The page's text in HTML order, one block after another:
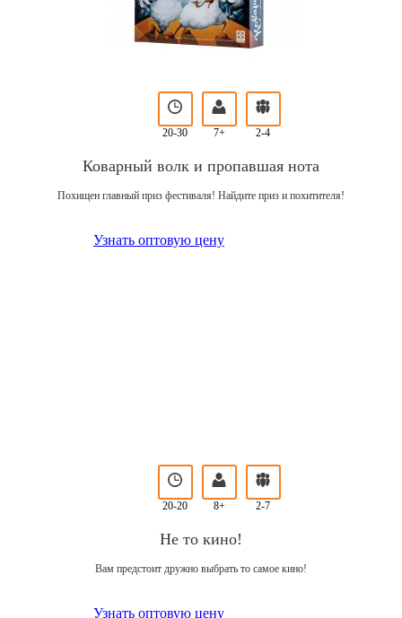
20-30 7+ 2-4
Коварный волк и пропавшая нота
Похищен главный приз фестиваля! Найдите приз и похитителя!
Узнать оптовую цену
20-20 8+ 2-7
Не то кино!
Вам предстоит дружно выбрать то самое кино!
Узнать оптовую цену